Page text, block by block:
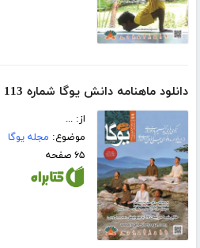
دانلود ماهنامه دانش یوگا شماره 113 - 114
از: ...
موضوع: مجله یوگا
۶۵ صفحه